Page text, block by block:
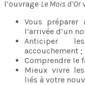
l’ouvrage Le Mois d’Or
Vous
l’arrivée d’un
Anticiper
accouchement ;
Comprendre le
Mieux vivre
liés à votre